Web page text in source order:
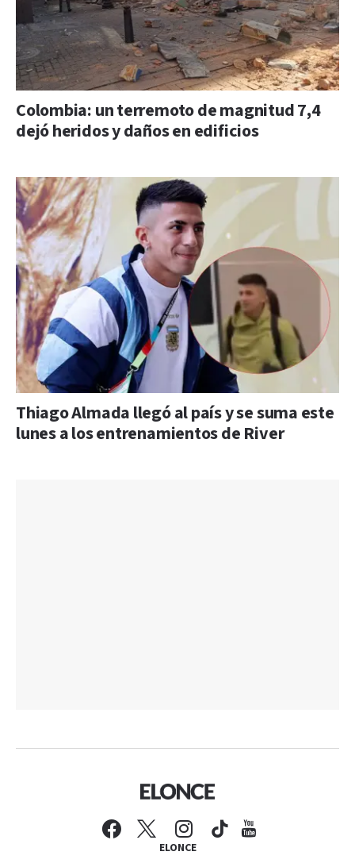
Colombia: un terremoto de magnitud 7,4
dejó heridos y daños en edificios
Thiago Almada llegó al país y se suma este
lunes a los entrenamientos de River
ELONCE